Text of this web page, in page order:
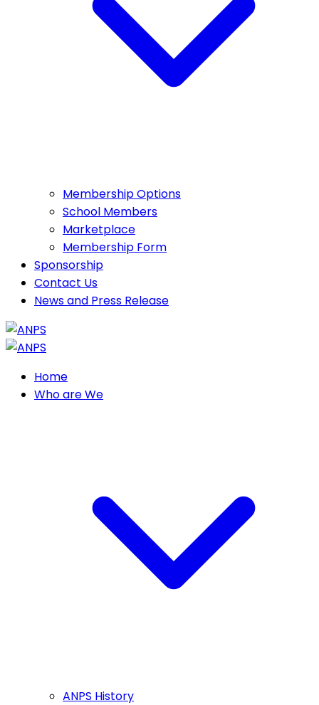
Membership Options
School Members
Marketplace
Membership Form
Sponsorship
Contact Us
News and Press Release
Home
Who are We
ANPS History